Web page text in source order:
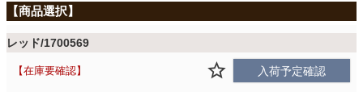
レッド/1700569
在庫要確認 入荷予定確認